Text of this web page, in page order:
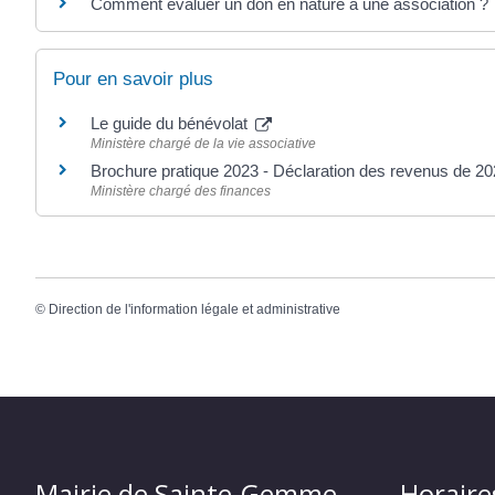
Pour en savoir plus
Le guide du bénévolat
Ministère chargé de la vie associative
Brochure pratique 2023 - Déclaration des revenus de
Ministère chargé des finances
© Direction de l'information légale et administrative